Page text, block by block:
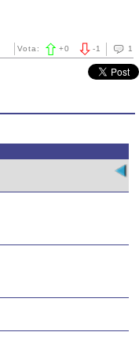
1
-1
Vota: +0